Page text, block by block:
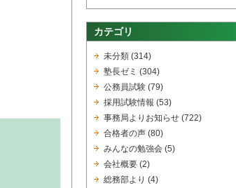
カテゴリ
未分類 (314)
塾長ゼミ (304)
公務員試験 (79)
採用試験情報 (53)
事務局よりお知らせ (722)
合格者の声 (80)
みんなの勉強会 (5)
会社概要 (2)
総務部より (4)